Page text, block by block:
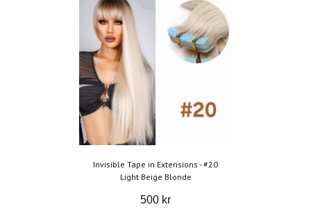
Invisible Tape in Extensions - #20
Light Beige Blonde
500 kr